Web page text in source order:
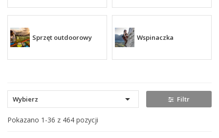
Sprzęt outdoorowy Wspinaczka
Wybierz  Filtr
Pokazano 1-36 z 464 pozycji